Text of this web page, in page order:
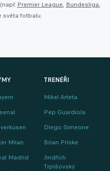
Premier League, Bundesliga,
světa fotbalu.
Milan
Madrid
TRENÉŘI
Mikel Arteta
Pep Guardiola
Diego Simeone
Brian Priske
Jindřich
Trpišovský